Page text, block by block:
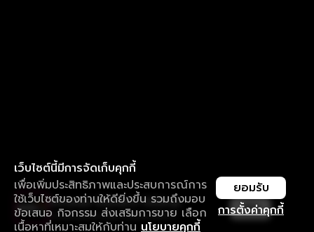
เว็บไซต์นี้มีการจัดเก็บคุกกี้
เพื่อเพิ่มประสิทธิภาพและประสบการณ์การ
ใช้เว็บไซต์ของท่านให้ดียิ่งขึ้น รวมถึงมอบ
ข้อเสนอ กิจกรรม ส่งเสริมการขาย เลือก
เนื้อหาที่เหมาะสมให้กับท่าน นโยบายคุกกี้
การตั้งค่าคุกกี้
ยอมรับ
ใช้งานแอป ลื่นไหลกว่า ไม่มีสะดุด
ดาวน์โหลดแอปเพื่อการรับชมที่ดีกว่า เปิด